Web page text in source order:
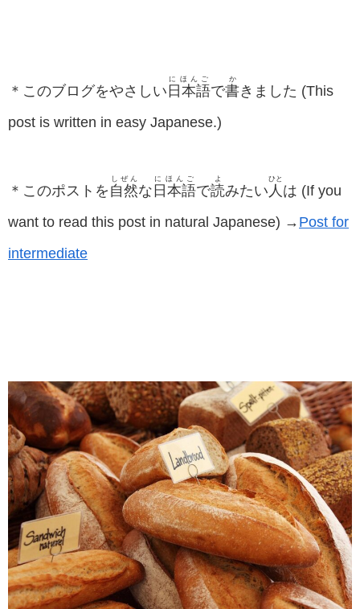
＊このブログをやさしい 日本語
にほんご
で書
か
きました (This
post is written in easy Japanese.)
＊このポストを 自然
しぜん
な 日本語
にほんご
で読
よ
みたい 人
ひと
は (If you
want to read this post in natural Japanese) → Post for
intermediate